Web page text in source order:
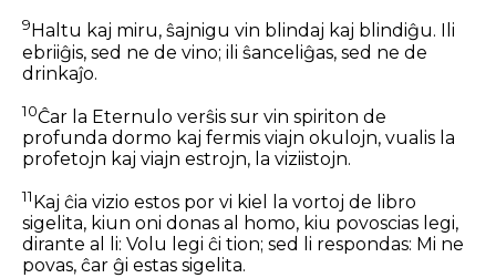
9 Haltu kaj miru, ŝajnigu vin blindaj kaj blindiĝu. Ili
ebriiĝis, sed ne de vino; ili ŝanceliĝas, sed ne de
drinkaĵo.
10Ĉar la Eternulo verŝis sur vin spiriton de
profunda dormo kaj fermis viajn okulojn, vualis la
profetojn kaj viajn estrojn, la viziistojn.
11 Kaj ĉia vizio estos por vi kiel la vortoj de libro
sigelita, kiun oni donas al homo, kiu povoscias legi,
dirante al li: Volu legi ĉi tion; sed li respondas: Mi ne
povas, ĉar ĝi estas sigelita.